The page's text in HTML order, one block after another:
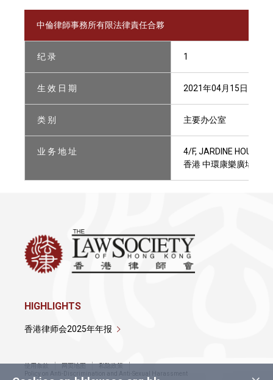
中倫律師事務所有限法律責任合夥
纪 录 1
生 效 日 期 2021年04月15日
类 别 主要办公室
业 务 地 址
4/F, JARDINE HOUSE,
香港 中環康樂廣場1號
HIGHLIGHTS
香港律师会2025年年报
使用条款 网页地图
私隐政策
Policy on Anti-Discrimination and Anti-Sexual Harassment